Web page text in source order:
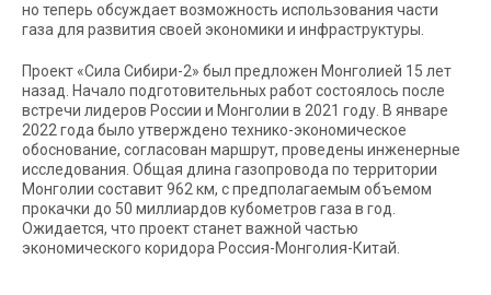
но теперь обсуждает возможность использования части
газа для развития своей экономики и инфраструктуры.
Проект «Сила Сибири-2» был предложен Монголией 15 лет
назад. Начало подготовительных работ состоялось после
встречи лидеров России и Монголии в 2021 году. В январе
2022 года было утверждено технико-экономическое
обоснование, согласован маршрут, проведены инженерные
исследования. Общая длина газопровода по территории
Монголии составит 962 км, с предполагаемым объемом
прокачки до 50 миллиардов кубометров газа в год.
Ожидается, что проект станет важной частью
экономического коридора Россия-Монголия-Китай.